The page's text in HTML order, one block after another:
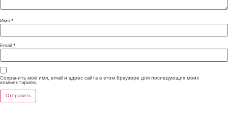
Имя *
Email *
Сохранить моё имя, email и адрес сайта в этом браузере для последующих моих
комментариев.